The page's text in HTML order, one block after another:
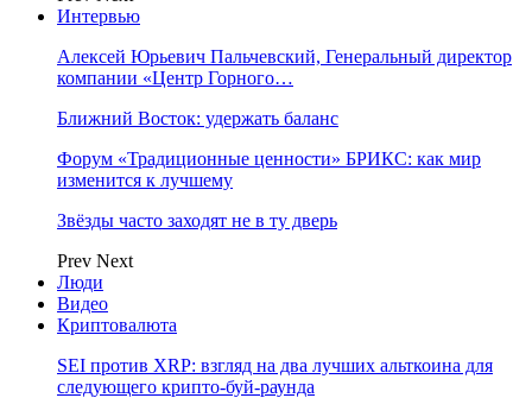
Интервью
Алексей Юрьевич Пальчевский, Генеральный директор
компании «Центр Горного…
Ближний Восток: удержать баланс
Форум «Традиционные ценности» БРИКС: как мир
изменится к лучшему
Звёзды часто заходят не в ту дверь
Prev Next
Люди
Видео
Криптовалюта
SEI против XRP: взгляд на два лучших альткоина для
следующего крипто-буй-раунда